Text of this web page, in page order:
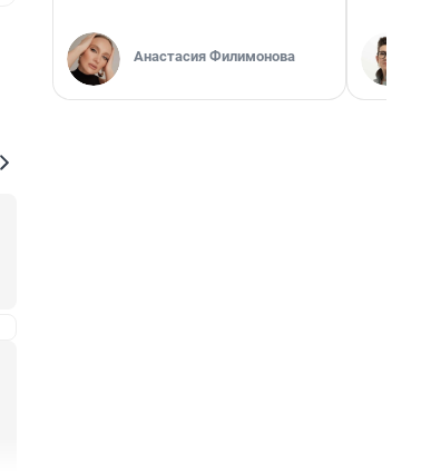
Анастасия Филимонова